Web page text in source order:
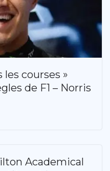
les courses »
de F1 – Norris
Academical